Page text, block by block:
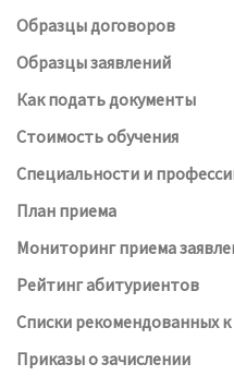
Образцы договоров
Образцы заявлений
Как подать документы
Стоимость обучения
Специальности и
План приема
Мониторинг приема
Рейтинг абитуриентов
Списки рекомендованных
Приказы о зачислении